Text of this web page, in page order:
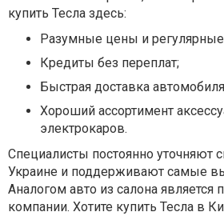
купить Тесла здесь:
Разумные цены и
Кредиты без переплат;
Быстрая доставка
Хороший ассортимент
электрокаров.
Специалисты постоянно уточняют
Украине и поддерживают самые
Аналогом авто из салона является
компании. Хотите купить Тесла в